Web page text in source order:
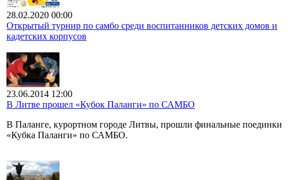
28.02.2020 00:00
Открытый турнир по самбо среди воспитанников детских домов и
кадетских корпусов
23.06.2014 12:00
В Литве прошел «Кубок Паланги» по САМБО
В Паланге, курортном городе Литвы, прошли финальные поединки
«Кубка Паланги» по САМБО.